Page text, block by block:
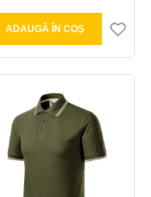
ADAUGĂ ÎN COŞ